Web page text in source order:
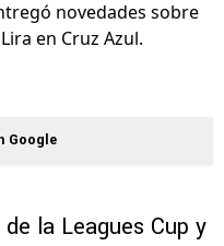
novedades sobre
en Cruz Azul.
Google
la Leagues Cup y